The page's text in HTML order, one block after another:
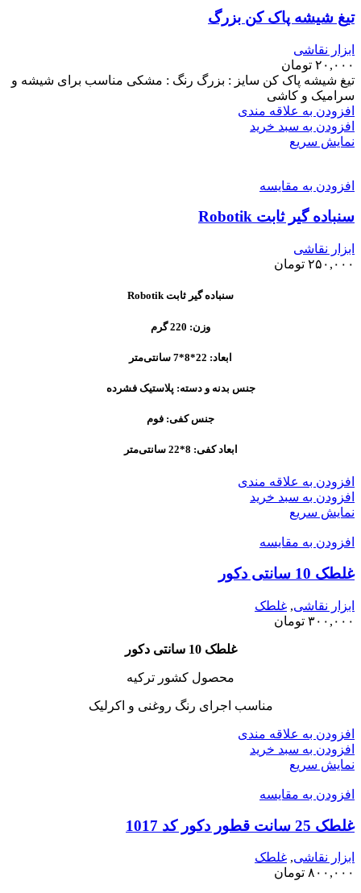
تیغ شیشه پاک کن بزرگ
ابزار نقاشی
۲۰,۰۰۰ تومان
تیغ شیشه پاک کن سایز : بزرگ رنگ : مشکی مناسب برای شیشه و
سرامیک و کاشی
افزودن به علاقه مندی
افزودن به سبد خرید
نمایش سریع
افزودن به مقایسه
سنباده گیر ثابت Robotik
ابزار نقاشی
۲۵۰,۰۰۰ تومان
سنباده گیر ثابت Robotik
وزن: 220 گرم
ابعاد: 22*8*7 سانتی‌متر
جنس بدنه و دسته: پلاستیک فشرده
جنس کفی: فوم
ابعاد کفی: 8*22 سانتی‌متر
افزودن به علاقه مندی
افزودن به سبد خرید
نمایش سریع
افزودن به مقایسه
غلطک 10 سانتی دکور
ابزار نقاشی, غلطک
۳۰۰,۰۰۰ تومان
غلطک 10 سانتی دکور
محصول کشور ترکیه
مناسب اجرای رنگ روغنی و اکرلیک
افزودن به علاقه مندی
افزودن به سبد خرید
نمایش سریع
افزودن به مقایسه
غلطک 25 سانت قطور دکور کد 1017
ابزار نقاشی, غلطک
۸۰۰,۰۰۰ تومان